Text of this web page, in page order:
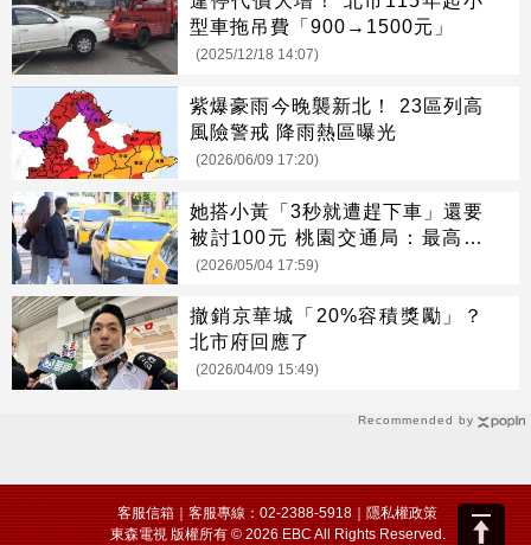
Recommended by
型車拖吊費「900→1500元」
(2025/12/18 14:07)
紫爆豪雨今晚襲新北！ 23區列高
風險警戒 降雨熱區曝光
(2026/06/09 17:20)
她搭小黃「3秒就遭趕下車」還要
被討100元 桃園交通局：最高可
罰9萬元
(2026/05/04 17:59)
撤銷京華城「20%容積獎勵」？
北市府回應了
(2026/04/09 15:49)
客服信箱｜客服專線：02-2388-5918｜隱私權政策
東森電視 版權所有 © 2026 EBC All Rights Reserved.